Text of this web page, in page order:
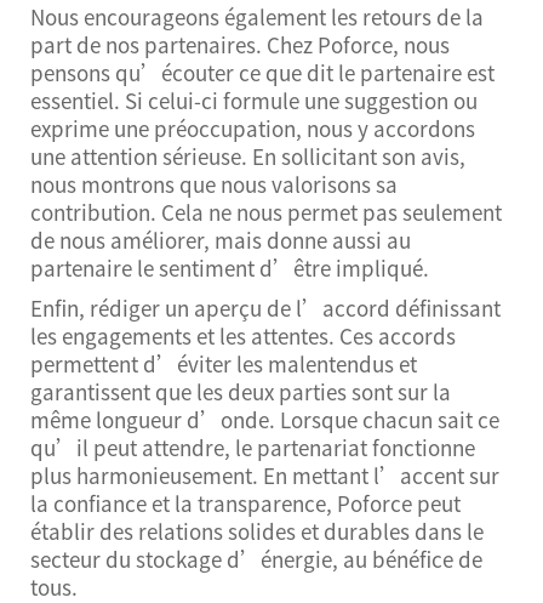
Nous encourageons également les retours de la
part de nos partenaires. Chez Poforce, nous
pensons qu’écouter ce que dit le partenaire est
essentiel. Si celui-ci formule une suggestion ou
exprime une préoccupation, nous y accordons
une attention sérieuse. En sollicitant son avis,
nous montrons que nous valorisons sa
contribution. Cela ne nous permet pas seulement
de nous améliorer, mais donne aussi au
partenaire le sentiment d’être impliqué.
Enfin, rédiger un aperçu de l’accord définissant
les engagements et les attentes. Ces accords
permettent d’éviter les malentendus et
garantissent que les deux parties sont sur la
même longueur d’onde. Lorsque chacun sait ce
qu’il peut attendre, le partenariat fonctionne
plus harmonieusement. En mettant l’accent sur
la confiance et la transparence, Poforce peut
établir des relations solides et durables dans le
secteur du stockage d’énergie, au bénéfice de
tous.